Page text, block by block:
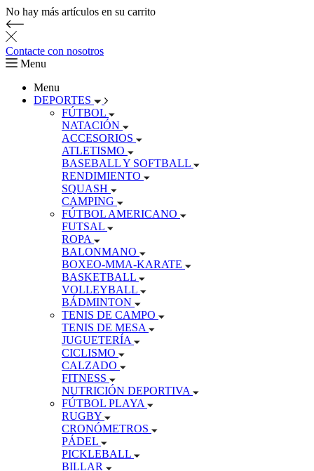
No hay más artículos en su carrito
Contacte con nosotros
Menu
Menu
DEPORTES
FÚTBOL
NATACIÓN
ACCESORIOS
ATLETISMO
BASEBALL Y SOFTBALL
RENDIMIENTO
SQUASH
CAMPING
FÚTBOL AMERICANO
FUTSAL
ROPA
BALONMANO
BOXEO-MMA-KARATE
BASKETBALL
VOLLEYBALL
BÁDMINTON
TENIS DE CAMPO
TENIS DE MESA
JUGUETERÍA
CICLISMO
CALZADO
FITNESS
NUTRICIÓN DEPORTIVA
FÚTBOL PLAYA
RUGBY
CRONÓMETROS
PÁDEL
PICKLEBALL
BILLAR